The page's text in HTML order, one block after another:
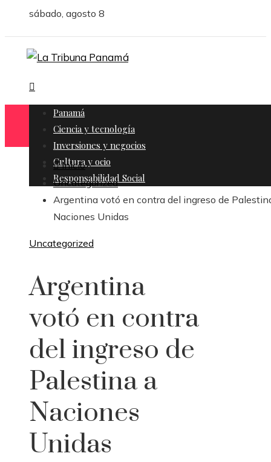
sábado, agosto 8
Panamá
Ciencia y tecnología
Inversiones y negocios
Cultura y ocio
Responsabilidad Social
Inicio
Uncategorized
Argentina votó en contra del ingreso de
Naciones Unidas
Uncategorized
Argentina
votó en contra
del ingreso de
Palestina a
Naciones
Unidas